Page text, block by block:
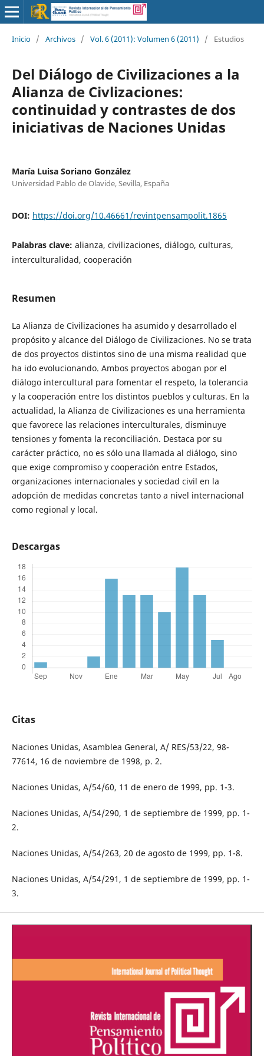
Inicio / Archivos / Vol. 6 (2011): Volumen 6 (2011) / Estudios
Del Diálogo de Civilizaciones a la
Alianza de Civlizaciones:
continuidad y contrastes de dos
iniciativas de Naciones Unidas
María Luisa Soriano González
Universidad Pablo de Olavide, Sevilla, España
DOI: https://doi.org/10.46661/revintpensampolit.1865
Palabras clave: alianza, civilizaciones, diálogo, culturas,
interculturalidad, cooperación
Resumen
La Alianza de Civilizaciones ha asumido y desarrollado el
propósito y alcance del Diálogo de Civilizaciones. No se trata
de dos proyectos distintos sino de una misma realidad que
ha ido evolucionando. Ambos proyectos abogan por el
diálogo intercultural para fomentar el respeto, la tolerancia
y la cooperación entre los distintos pueblos y culturas. En la
actualidad, la Alianza de Civilizaciones es una herramienta
que favorece las relaciones interculturales, disminuye
tensiones y fomenta la reconciliación. Destaca por su
carácter práctico, no es sólo una llamada al diálogo, sino
que exige compromiso y cooperación entre Estados,
organizaciones internacionales y sociedad civil en la
adopción de medidas concretas tanto a nivel internacional
como regional y local.
Descargas
Citas
Naciones Unidas, Asamblea General, A/ RES/53/22, 98-
77614, 16 de noviembre de 1998, p. 2.
Naciones Unidas, A/54/60, 11 de enero de 1999, pp. 1-3.
Naciones Unidas, A/54/290, 1 de septiembre de 1999, pp. 1-
2.
Naciones Unidas, A/54/263, 20 de agosto de 1999, pp. 1-8.
Naciones Unidas, A/54/291, 1 de septiembre de 1999, pp. 1-
3.